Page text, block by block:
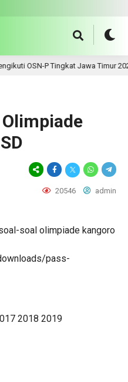
OSN-P Tingkat Jawa Timur 2026
20546 admin
soal olimpiade kangoro
pass-
2018 2019